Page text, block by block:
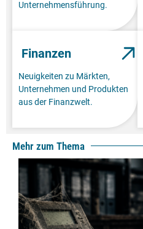
Unternehmensführung.
Finanzen
Neuigkeiten zu Märkten,
Unternehmen und Produkten
aus der Finanzwelt.
Mehr zum Thema